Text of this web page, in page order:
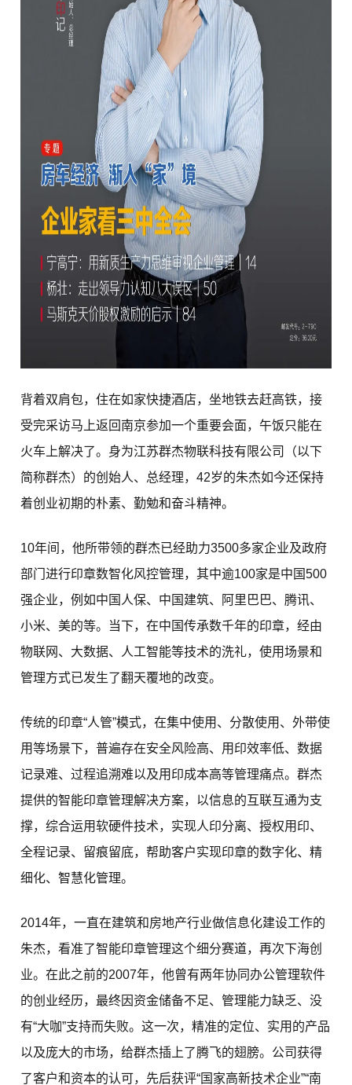
背着双肩包，住在如家快捷酒店，坐地铁去赶高铁，接
受完采访马上返回南京参加一个重要会面，午饭只能在
火车上解决了。身为江苏群杰物联科技有限公司（以下
简称群杰）的创始人、总经理，42岁的朱杰如今还保持
着创业初期的朴素、勤勉和奋斗精神。
10年间，他所带领的群杰已经助力3500多家企业及政府
部门进行印章数智化风控管理，其中逾100家是中国500
强企业，例如中国人保、中国建筑、阿里巴巴、腾讯、
小米、美的等。当下，在中国传承数千年的印章，经由
物联网、大数据、人工智能等技术的洗礼，使用场景和
管理方式已发生了翻天覆地的改变。
传统的印章“人管”模式，在集中使用、分散使用、外带使
用等场景下，普遍存在安全风险高、用印效率低、数据
记录难、过程追溯难以及用印成本高等管理痛点。群杰
提供的智能印章管理解决方案，以信息的互联互通为支
撑，综合运用软硬件技术，实现人印分离、授权用印、
全程记录、留痕留底，帮助客户实现印章的数字化、精
细化、智慧化管理。
2014年，一直在建筑和房地产行业做信息化建设工作的
朱杰，看准了智能印章管理这个细分赛道，再次下海创
业。在此之前的2007年，他曾有两年协同办公管理软件
的创业经历，最终因资金储备不足、管理能力缺乏、没
有“大咖”支持而失败。这一次，精准的定位、实用的产品
以及庞大的市场，给群杰插上了腾飞的翅膀。公司获得
了客户和资本的认可，先后获评“国家高新技术企业”“南